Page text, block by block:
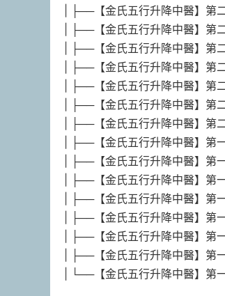
| ├──【金氏五行升降中醫】第
| ├──【金氏五行升降中醫】
| ├──【金氏五行升降中醫】
| ├──【金氏五行升降中醫】
| ├──【金氏五行升降中醫】第
| ├──【金氏五行升降中醫】
| ├──【金氏五行升降中醫】
| ├──【金氏五行升降中醫】
| ├──【金氏五行升降中醫】第
| ├──【金氏五行升降中醫】
| ├──【金氏五行升降中醫】
| ├──【金氏五行升降中醫】
| ├──【金氏五行升降中醫】
| ├──【金氏五行升降中醫】
| └──【金氏五行升降中醫】第